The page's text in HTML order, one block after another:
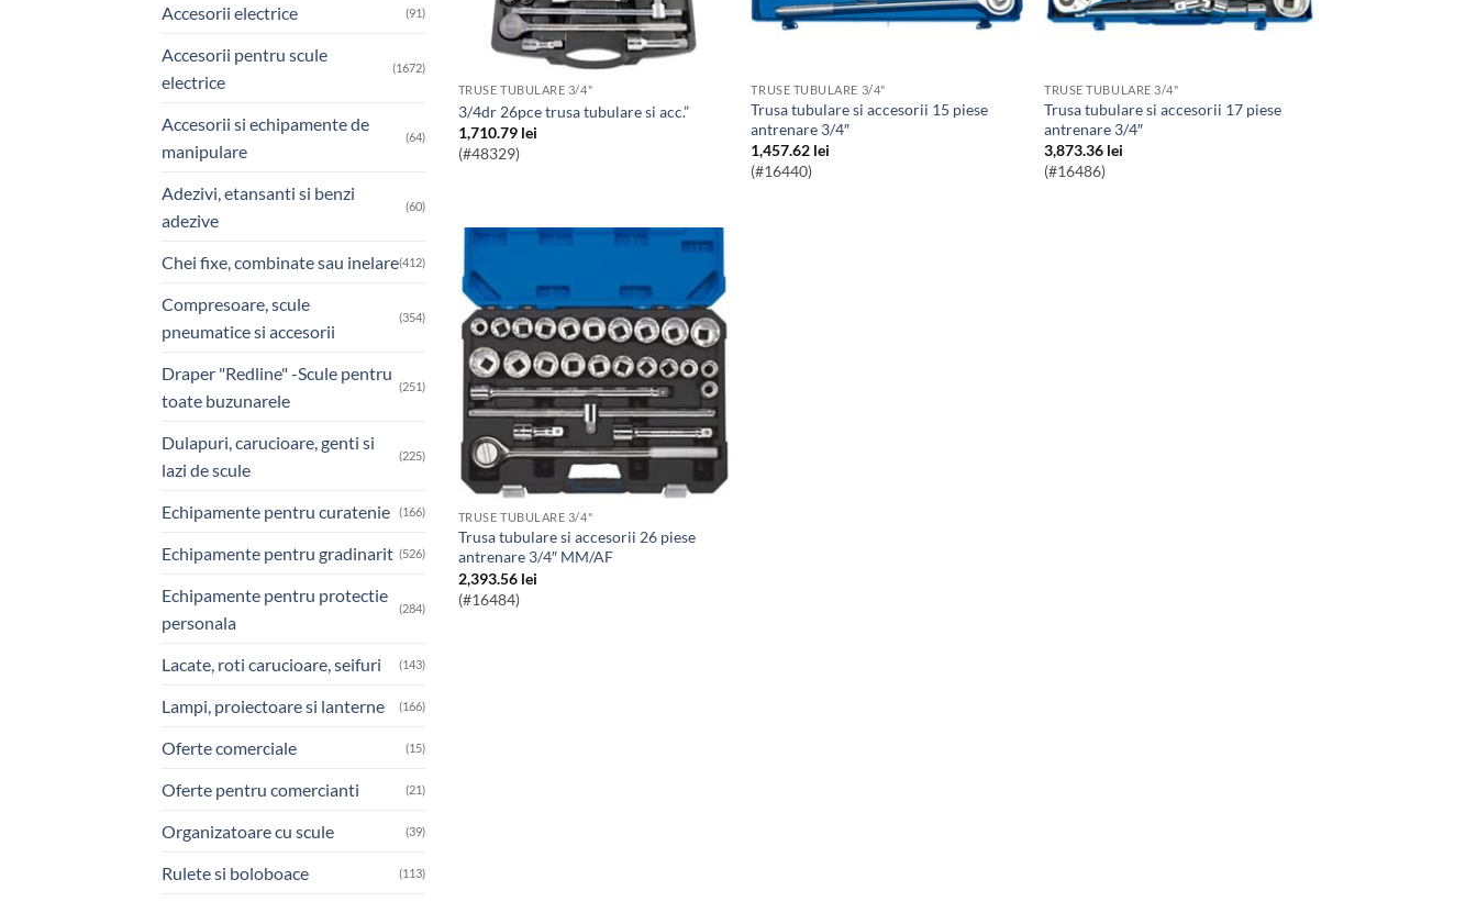
Accesorii electrice (91)
Accesorii pentru scule
electrice
(1672)
Accesorii si echipamente de
manipulare
(64)
Adezivi, etansanti si benzi
adezive
(60)
Chei fixe, combinate sau inelare(412)
Compresoare, scule
pneumatice si accesorii
(354)
Draper "Redline" -Scule pentru
toate buzunarele
(251)
Dulapuri, carucioare, genti si
lazi de scule
(225)
Echipamente pentru curatenie (166)
Echipamente pentru gradinarit (526)
Echipamente pentru protectie
personala
(284)
Lacate, roti carucioare, seifuri (143)
Lampi, proiectoare si lanterne (166)
Oferte comerciale (15)
Oferte pentru comercianti (21)
Organizatoare cu scule (39)
Rulete si boloboace (113)
TRUSE TUBULARE 3/4"
3/4dr 26pce trusa tubulare si acc.”
1,710.79 lei
(#48329)
TRUSE TUBULARE 3/4"
Trusa tubulare si accesorii 15 piese
antrenare 3/4″
1,457.62 lei
(#16440)
TRUSE TUBULARE 3/4"
Trusa tubulare si accesorii 17 piese
antrenare 3/4″
3,873.36 lei
(#16486)
TRUSE TUBULARE 3/4"
Trusa tubulare si accesorii 26 piese
antrenare 3/4″ MM/AF
2,393.56 lei
(#16484)